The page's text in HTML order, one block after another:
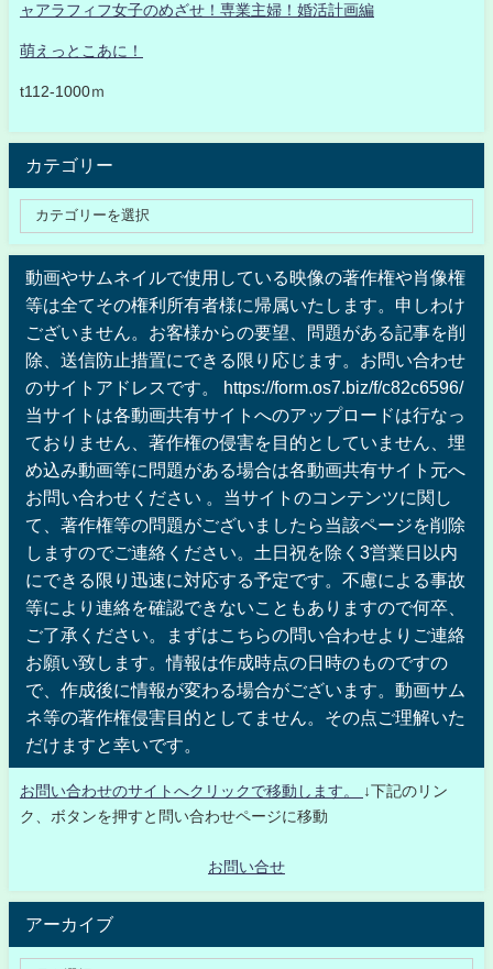
ャアラフィフ女子のめざせ！専業主婦！婚活計画編
萌えっとこあに！
t112-1000ｍ
カテゴリー
動画やサムネイルで使用している映像の著作権や肖像権
等は全てその権利所有者様に帰属いたします。申しわけ
ございません。お客様からの要望、問題がある記事を削
除、送信防止措置にできる限り応じます。お問い合わせ
のサイトアドレスです。 https://form.os7.biz/f/c82c6596/
当サイトは各動画共有サイトへのアップロードは行なっ
ておりません、著作権の侵害を目的としていません、埋
め込み動画等に問題がある場合は各動画共有サイト元へ
お問い合わせください 。当サイトのコンテンツに関し
て、著作権等の問題がございましたら当該ページを削除
しますのでご連絡ください。土日祝を除く3営業日以内
にできる限り迅速に対応する予定です。不慮による事故
等により連絡を確認できないこともありますので何卒、
ご了承ください。まずはこちらの問い合わせよりご連絡
お願い致します。情報は作成時点の日時のものですの
で、作成後に情報が変わる場合がございます。動画サム
ネ等の著作権侵害目的としてません。その点ご理解いた
だけますと幸いです。
お問い合わせのサイトへクリックで移動します。
↓下記のリン
ク、ボタンを押すと問い合わせページに移動
お問い合せ
アーカイブ